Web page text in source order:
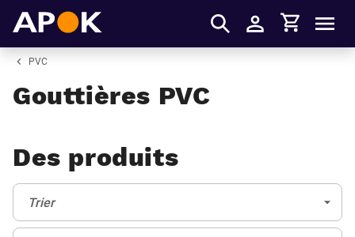
S'identifier
Panier
PVC
Gouttières PVC
Des produits
Trier:
Trier